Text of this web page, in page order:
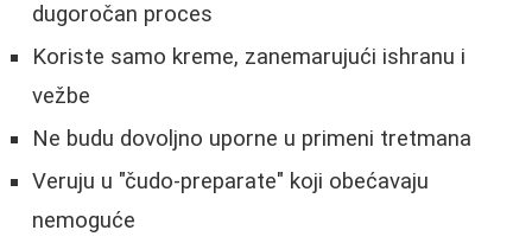
dugoročan proces
Koriste samo kreme, zanemarujući ishranu i
vežbe
Ne budu dovoljno uporne u primeni tretmana
Veruju u "čudo-preparate" koji obećavaju
nemoguće